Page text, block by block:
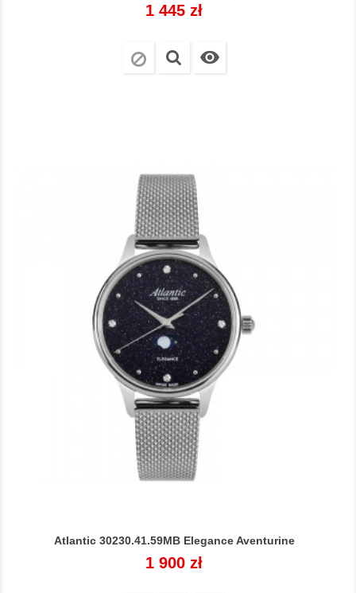
Cena
1 445 zł

Atlantic 30230.41.59MB Elegance Aventurine
Cena
1 900 zł